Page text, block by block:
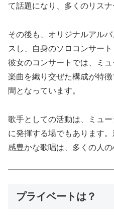
て話題になり、多くのリスナ
その後も、オリジナルアル
スし、自身のソロコンサー
彼女のコンサートでは、ミ
楽曲を織り交ぜた構成が特
間となっています。
歌手としての活動は、ミュ
に発揮する場でもあります
感豊かな歌唱は、多くの人の
プライベートは？